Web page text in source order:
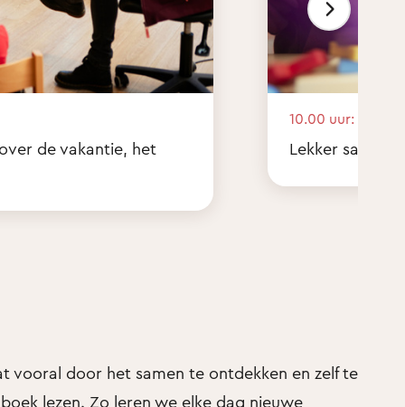
de vakantie, het
10.00 uur:
Lekker samen
vooral door het samen te ontdekken en zelf te
lezen. Zo leren we elke dag nieuwe